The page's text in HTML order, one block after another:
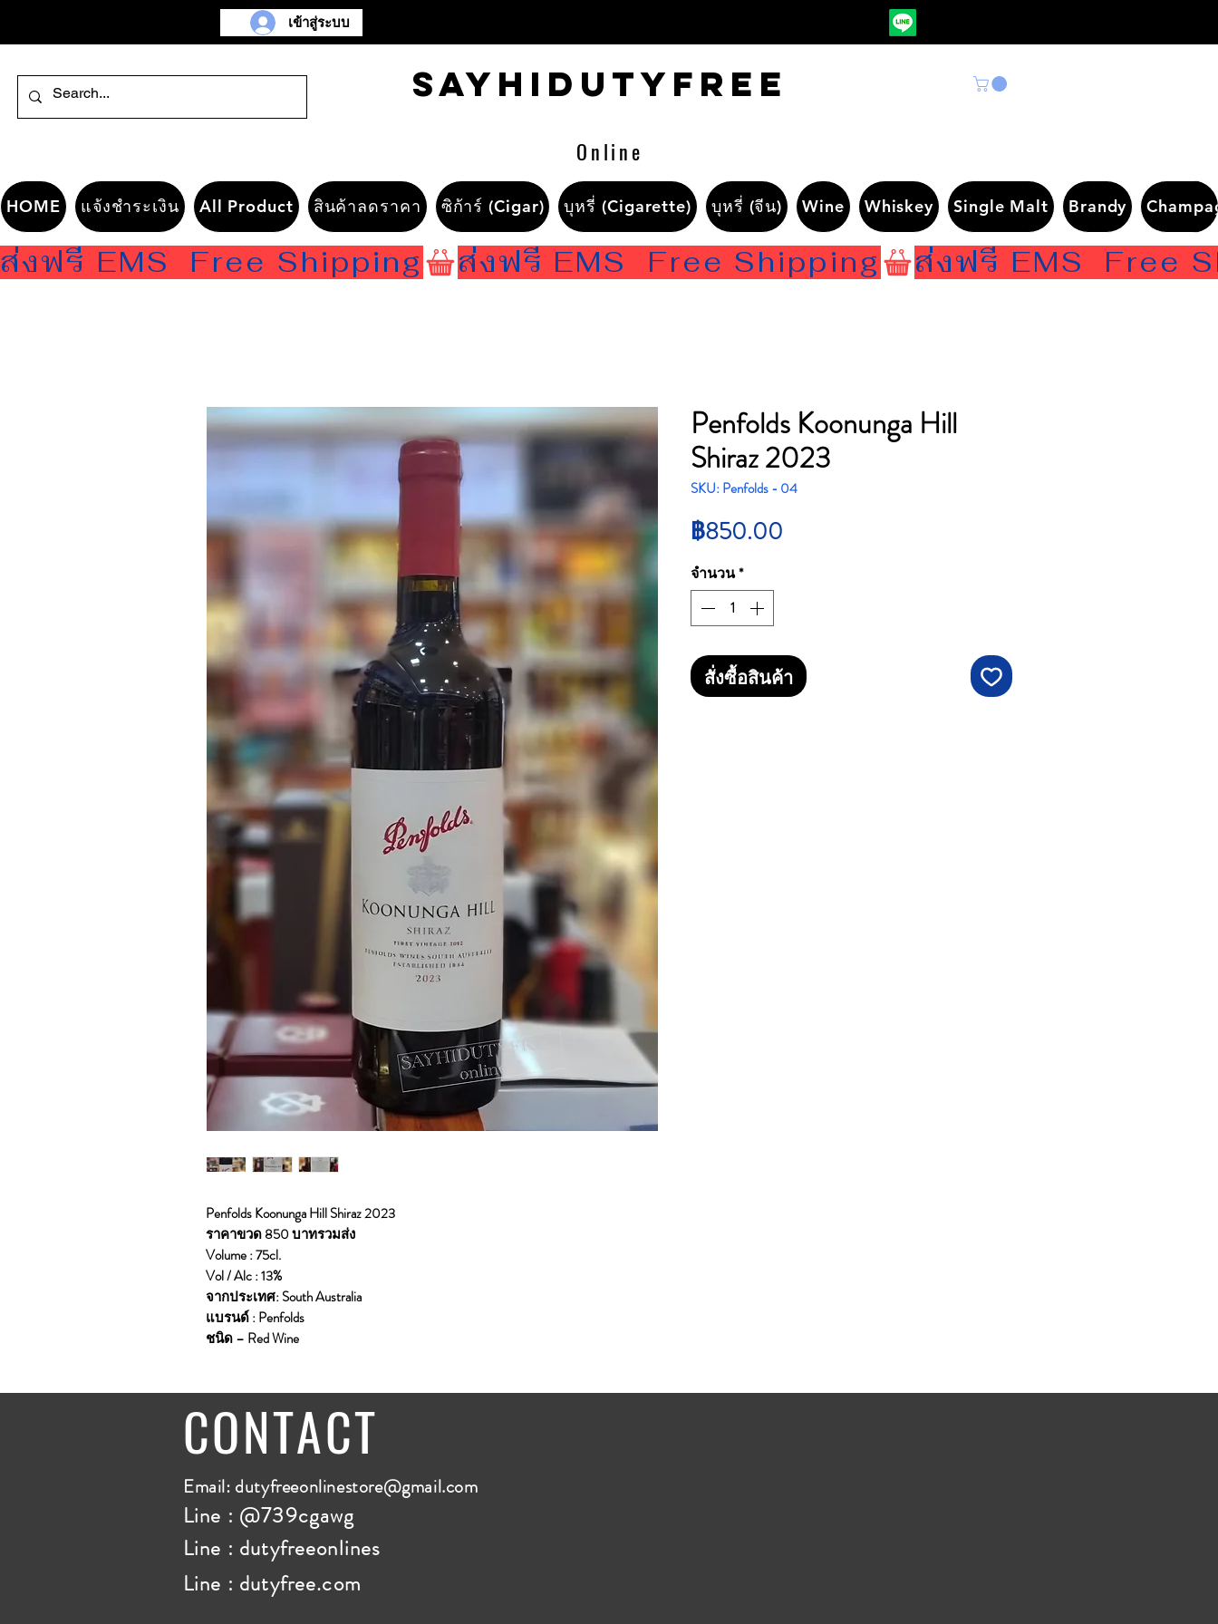
เข้าสู่ระบบ
Sayhidutyfree
Online
HOME แจ้งชำระเงิน All Product สินค้าลดราคา ซิก้าร์ (Cigar) บุหรี่ (Cigarette) บุหรี่ (จีน) Wine Whiskey Single Malt Brandy
ส่งฟรี EMS  Free Shipping
Penfolds Koonunga Hill Shiraz 2023
ราคาขวด 850 บาทรวมส่ง
Volume : 75cl.
Vol / Alc : 13%
จากประเทศ: South Australia
แบรนด์ : Penfolds
ชนิด – Red Wine
Penfolds Koonunga Hill
Shiraz 2023
SKU: Penfolds - 04
฿850.00
จำนวน*
สั่งซื้อสินค้า
CONTACT
Email: dutyfreeonlinestore@gmail.com
Line : @739cgawg
Line : dutyfreeonlines
Line : dutyfree.com